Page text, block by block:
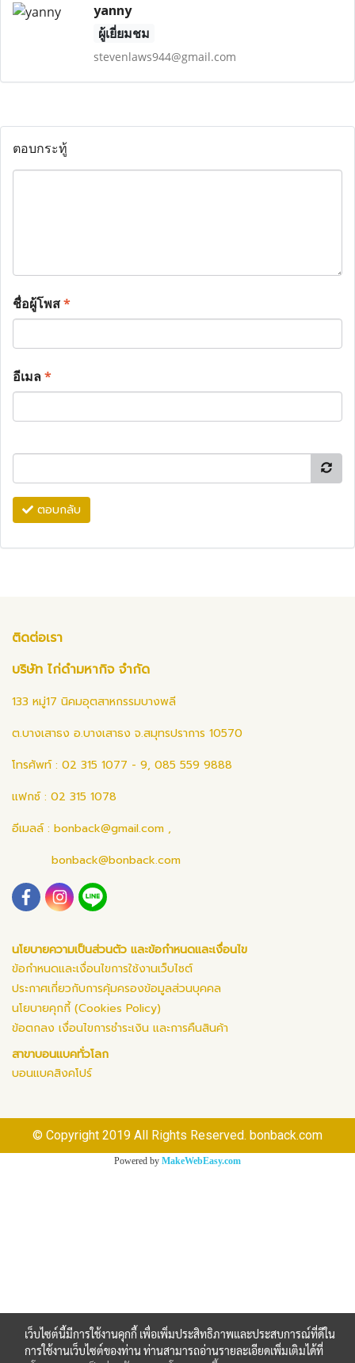
yanny
ผู้เยี่ยมชม
stevenlaws944@gmail.com
ตอบกระทู้
ชื่อผู้โพส*
อีเมล*
ตอบกลับ
ติดต่อเรา
บริษัท ไก่ดำมหากิจ จำกัด
133 หมู่17 นิคมอุตสาหกรรมบางพลี
ต.บางเสาธง อ.บางเสาธง จ.สมุทรปราการ 10570
โทรศัพท์ : 02 315 1077 - 9, 085 559 9888
แฟกซ์ : 02 315 1078
อีเมลล์ : bonback@gmail.com ,
bonback@bonback.com
นโยบายความเป็นส่วนตัว และข้อกำหนดและเงื่อนไข
ข้อกำหนดและเงื่อนไขการใช้งานเว็บไซต์
ประกาศเกี่ยวกับการคุ้มครองข้อมูลส่วนบุคคล
นโยบายคุกกี้ (Cookies Policy)
ข้อตกลง เงื่อนไขการชำระเงิน และการคืนสินค้า
สาขาบอนแบคทั่วโลก
บอนแบคสิงคโปร์
© Copyright 2019 All Rights Reserved. bonback.com
Powered by MakeWebEasy.com
เว็บไซต์นี้มีการใช้งานคุกกี้ เพื่อเพิ่มประสิทธิภาพและประสบการณ์ที่ดีใน
การใช้งานเว็บไซต์ของท่าน ท่านสามารถอ่านรายละเอียดเพิ่มเติมได้ที่